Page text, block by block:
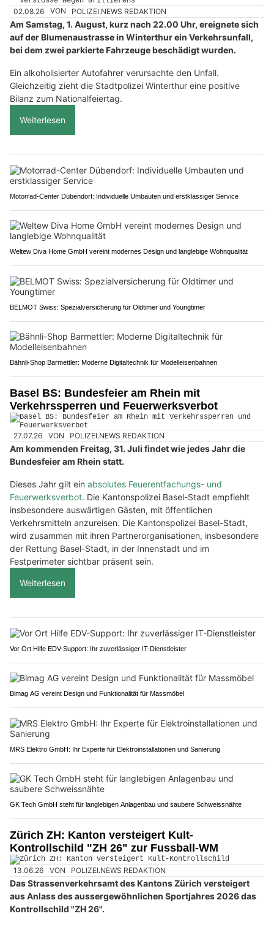
02.08.26 VON POLIZEI.NEWS REDAKTION
Am Samstag, 1. August, kurz nach 22.00 Uhr, ereignete sich
auf der Blumenaustrasse in Winterthur ein Verkehrsunfall,
bei dem zwei parkierte Fahrzeuge beschädigt wurden.
Ein alkoholisierter Autofahrer verursachte den Unfall.
Gleichzeitig zieht die Stadtpolizei Winterthur eine positive
Bilanz zum Nationalfeiertag.
Weiterlesen
Motorrad-Center Dübendorf: Individuelle Umbauten und erstklassiger Service
Weltew Diva Home GmbH vereint modernes Design und langlebige Wohnqualität
BELMOT Swiss: Spezialversicherung für Oldtimer und Youngtimer
Bähnli-Shop Barmettler: Moderne Digitaltechnik für Modelleisenbahnen
Basel BS: Bundesfeier am Rhein mit
Verkehrssperren und Feuerwerksverbot
27.07.26 VON POLIZEI.NEWS REDAKTION
Am kommenden Freitag, 31. Juli findet wie jedes Jahr die
Bundesfeier am Rhein statt.
Dieses Jahr gilt ein absolutes Feuerentfachungs- und
Feuerwerksverbot. Die Kantonspolizei Basel-Stadt empfiehlt
insbesondere auswärtigen Gästen, mit öffentlichen
Verkehrsmitteln anzureisen. Die Kantonspolizei Basel-Stadt,
wird zusammen mit ihren Partnerorganisationen, insbesondere
der Rettung Basel-Stadt, in der Innenstadt und im
Festperimeter sichtbar präsent sein.
Weiterlesen
Vor Ort Hilfe EDV-Support: Ihr zuverlässiger IT-Dienstleister
Bimag AG vereint Design und Funktionalität für Massmöbel
MRS Elektro GmbH: Ihr Experte für Elektroinstallationen und Sanierung
GK Tech GmbH steht für langlebigen Anlagenbau und saubere Schweissnähte
Zürich ZH: Kanton versteigert Kult-
Kontrollschild "ZH 26" zur Fussball-WM
13.06.26 VON POLIZEI.NEWS REDAKTION
Das Strassenverkehrsamt des Kantons Zürich versteigert
aus Anlass des aussergewöhnlichen Sportjahres 2026 das
Kontrollschild "ZH 26".